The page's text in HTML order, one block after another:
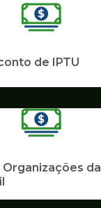
de IPTU
da